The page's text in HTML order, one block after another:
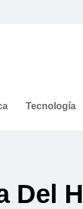
Tecnología
Del